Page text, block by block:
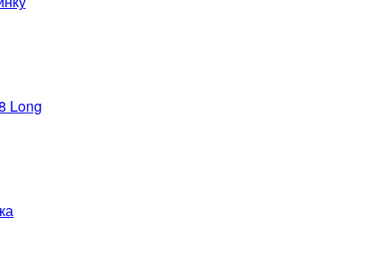
Long